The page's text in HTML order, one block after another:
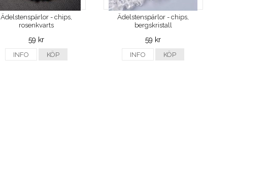
Ädelstenspärlor - chips,
rosenkvarts
59 kr
INFO KÖP
Ädelstenspärlor - chips,
bergskristall
59 kr
INFO KÖP